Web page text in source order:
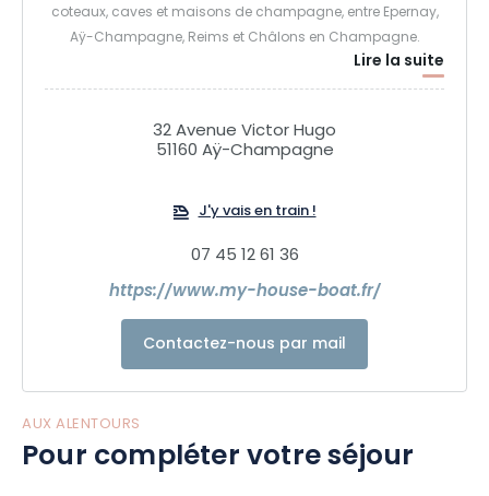
coteaux, caves et maisons de champagne, entre Epernay,
Aÿ-Champagne, Reims et Châlons en Champagne.
Lire la suite
32 Avenue Victor Hugo
51160 Aÿ-Champagne
J'y vais en train !
07 45 12 61 36
https://www.my-house-boat.fr/
Contactez-nous par mail
AUX ALENTOURS
Pour compléter votre séjour